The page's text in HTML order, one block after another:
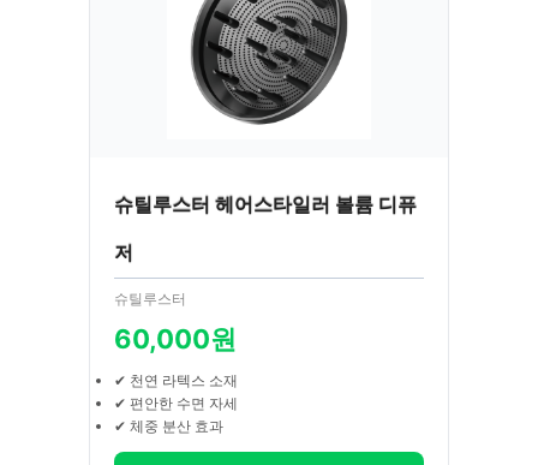
슈틸루스터 헤어스타일러 볼륨 디퓨
저
슈틸루스터
60,000원
✔ 천연 라텍스 소재
✔ 편안한 수면 자세
✔ 체중 분산 효과